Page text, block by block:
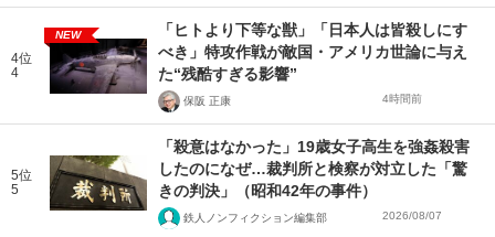
4位
4
NEW
「ヒトより下等な獣」「日本人は皆殺しにす
べき」特攻作戦が敵国・アメリカ世論に与え
た“残酷すぎる影響”
保阪 正康 4時間前
5位
5
「殺意はなかった」19歳女子高生を強姦殺害
したのになぜ…裁判所と検察が対立した「驚
きの判決」（昭和42年の事件）
鉄人ノンフィクション編集部 2026/08/07